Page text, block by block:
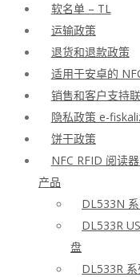
软名单 – TL
运输政策
退货和退款政策
适用于安卓的
销售和客户支持
隐私政策 e-
饼干政策
NFC RFID 阅读
产品
DL533N
DL533R
盘
DL533R